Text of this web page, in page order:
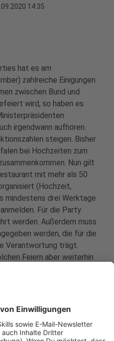
14:35
hat es am
zahlreiche Einigungen
zwischen Bund und
wird, so haben es
irgendwann aufhören.
steigen. Bisher
bei Hochzeiten zum
Nun gilt
mit mehr als 50
(Hochzeit,
mindestens drei Werktage
Für die Party
werden. Außerdem muss
werden, die für die
Verantwortung trägt.
Feiern aber weiterhin
bisweilen keine offizielle
eindringliche